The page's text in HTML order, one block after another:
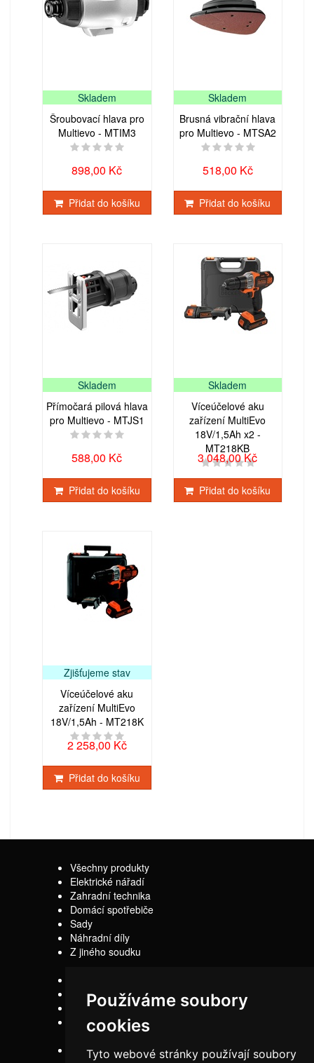
Používáme soubory
cookies
Tyto webové stránky používají soubory
Skladem
Šroubovací hlava pro
Multievo - MTIM3
898,00 Kč
Přidat do košíku
Skladem
Brusná vibrační hlava
pro Multievo - MTSA2
518,00 Kč
Přidat do košíku
Skladem
Přímočará pilová hlava
pro Multievo - MTJS1
588,00 Kč
Přidat do košíku
Skladem
Víceúčelové aku
zařízení MultiEvo
18V/1,5Ah x2 -
MT218KB
3 048,00 Kč
Přidat do košíku
Zjišťujeme stav
Víceúčelové aku
zařízení MultiEvo
18V/1,5Ah - MT218K
2 258,00 Kč
Přidat do košíku
Všechny produkty
Elektrické nářadí
Zahradní technika
Domácí spotřebiče
Sady
Náhradní díly
Z jiného soudku
Doprava
Servis
Obchodní
podmínky
Reklamační řád